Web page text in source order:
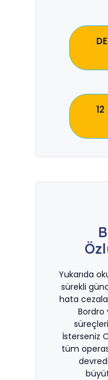
Yukarıda
sürekli
hata
Bordro
İsterseniz
tüm